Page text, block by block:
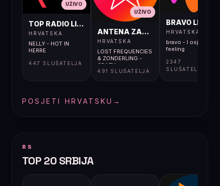
UŽIVO
TOP RADIO LIVE
HRVATSKA
NELLY - HOT IN
HERRE
447 SLUŠATELJA
UŽIVO
ANTENA ZAGREB LIVE
HRVATSKA
LOST FREQUENCIES
& ZONDERLING -
CRAZY
491 SLUŠATELJA
BRAVO LIVE
HRVATSKA
bravo - I osjećaj i
feeling
2347
SLUŠATELJA
POSJETI HRVATSKU →
RS
TOP 20 SRBIJA